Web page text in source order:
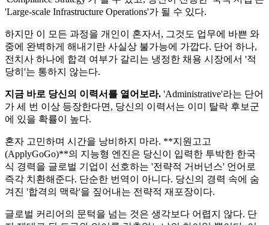
'Large-scale Infrastructure Operations'가 될 수 있다.
하지만 이 모든 과정을 개인이 혼자서, 그것도 업무에 바쁜 와
중에 완벽하게 해내기란 사실상 불가능에 가깝다. 단어 하나,
전치사 하나에 합격 여부가 갈리는 냉정한 채용 시장에서 '적
당히'는 통하지 않는다.
지금 바로 당신의 이력서를 열어보라. 'Administrative'라는 단어
가 세 번 이상 등장한다면, 당신의 이력서는 이미 탈락 후보군
에 있을 확률이 높다.
혼자 고민하며 시간을 낭비하지 마라. ​**지원고고
(ApplyGoGo)**의 지능형 엔진은 당신이 입력한 투박한 한국
식 경력을 글로벌 기업이 선호하는 '전략적 거버넌스' 언어로
즉각 치환해준다. 단순한 번역이 아니다. 당신의 경력 속에 숨
겨진 '합격의 맥락'을 짚어내는 전략적 재포장이다.
글로벌 커리어의 문턱을 넘는 것은 생각보다 어렵지 않다. 단